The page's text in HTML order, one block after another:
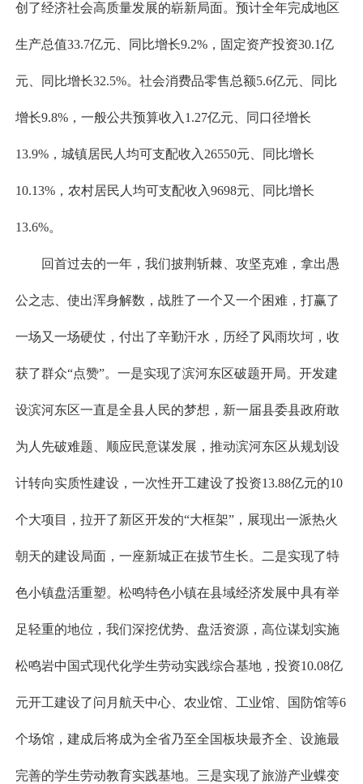
创了经济社会高质量发展的崭新局面。预计全年完成地区
生产总值33.7亿元、同比增长9.2%，固定资产投资30.1亿
元、同比增长32.5%。社会消费品零售总额5.6亿元、同比
增长9.8%，一般公共预算收入1.27亿元、同口径增长
13.9%，城镇居民人均可支配收入26550元、同比增长
10.13%，农村居民人均可支配收入9698元、同比增长
13.6%。
回首过去的一年，我们披荆斩棘、攻坚克难，拿出愚
公之志、使出浑身解数，战胜了一个又一个困难，打赢了
一场又一场硬仗，付出了辛勤汗水，历经了风雨坎坷，收
获了群众“点赞”。一是实现了滨河东区破题开局。开发建
设滨河东区一直是全县人民的梦想，新一届县委县政府敢
为人先破难题、顺应民意谋发展，推动滨河东区从规划设
计转向实质性建设，一次性开工建设了投资13.88亿元的10
个大项目，拉开了新区开发的“大框架”，展现出一派热火
朝天的建设局面，一座新城正在拔节生长。二是实现了特
色小镇盘活重塑。松鸣特色小镇在县域经济发展中具有举
足轻重的地位，我们深挖优势、盘活资源，高位谋划实施
松鸣岩中国式现代化学生劳动实践综合基地，投资10.08亿
元开工建设了问月航天中心、农业馆、工业馆、国防馆等6
个场馆，建成后将成为全省乃至全国板块最齐全、设施最
完善的学生劳动教育实践基地。三是实现了旅游产业蝶变